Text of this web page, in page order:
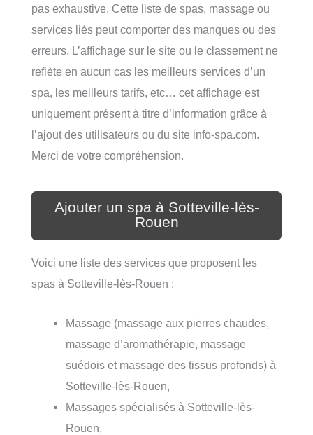
pas exhaustive. Cette liste de spas, massage ou
services liés peut comporter des manques ou des
erreurs. L’affichage sur le site ou le classement ne
reflète en aucun cas les meilleurs services d’un
spa, les meilleurs tarifs, etc… cet affichage est
uniquement présent à titre d’information grâce à
l’ajout des utilisateurs ou du site info-spa.com.
Merci de votre compréhension.
Ajouter un spa à Sotteville-lès-
Rouen
Voici une liste des services que proposent les
spas à Sotteville-lès-Rouen :
Massage (massage aux pierres chaudes,
massage d’aromathérapie, massage
suédois et massage des tissus profonds) à
Sotteville-lès-Rouen,
Massages spécialisés à Sotteville-lès-
Rouen,